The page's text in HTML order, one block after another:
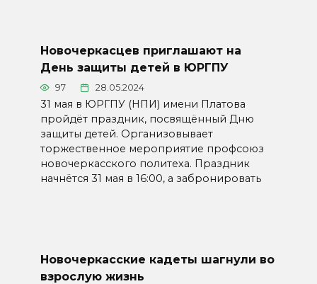
Новочеркасцев приглашают на
День защиты детей в ЮРГПУ
97 28.05.2024
31 мая в ЮРГПУ (НПИ) имени Платова
пройдёт праздник, посвящённый Дню
защиты детей. Организовывает
торжественное мероприятие профсоюз
новочеркасского политеха. Праздник
начнётся 31 мая в 16:00, а забронировать
Новочеркасские кадеты шагнули во
взрослую жизнь